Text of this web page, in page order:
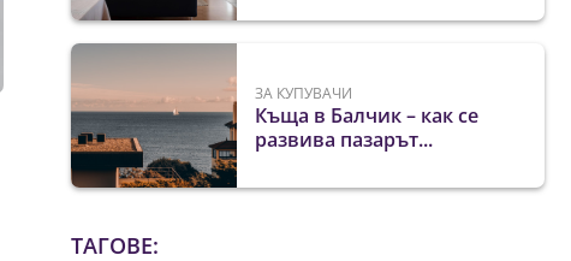
ЗА КУПУВАЧИ
Къща в Балчик – как се
развива пазарът...
ТАГОВЕ: